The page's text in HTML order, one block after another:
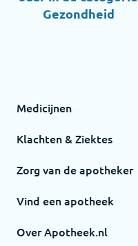
Gezondheid
Medicijnen
Klachten & Ziektes
Zorg van de apotheker
Vind een apotheek
Over Apotheek.nl